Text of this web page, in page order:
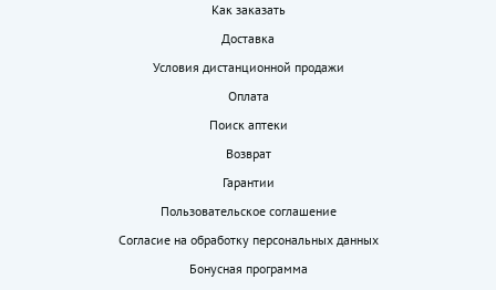
Как заказать
Доставка
Условия дистанционной продажи
Оплата
Поиск аптеки
Возврат
Гарантии
Пользовательское соглашение
Согласие на обработку персональных данных
Бонусная программа